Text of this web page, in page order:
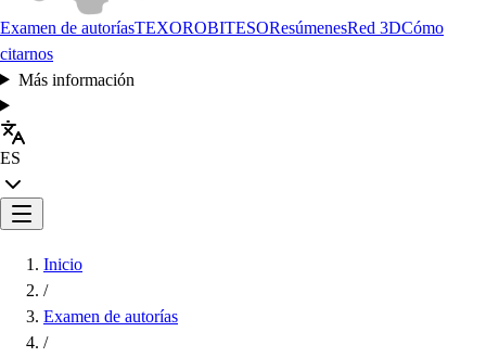
Examen de autoríasTEXOROBITESOResúmenesRed 3DCómo
citarnos
Más información
ES
Inicio
/
Examen de autorías
/